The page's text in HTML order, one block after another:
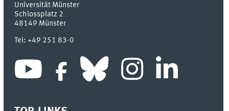
Universität Münster
Schlossplatz 2
48149 Münster
Tel:+49 251 83-0